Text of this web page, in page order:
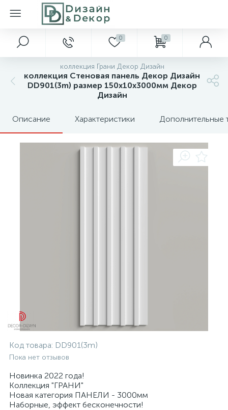
0 0
коллекция Грани Декор Дизайн
коллекция Стеновая панель Декор Дизайн
DD901(3m) размер 150x10x3000мм Декор
Дизайн
Описание Характеристики Дополнительные
Код товара: DD901(3m)
Пока нет отзывов
Новинка 2022 года!
Коллекция "ГРАНИ"
Новая категория ПАНЕЛИ - 3000мм
Наборные, эффект бесконечности!